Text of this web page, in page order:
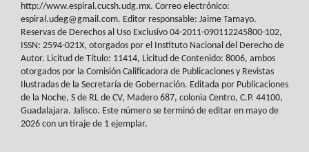
http://www.espiral.cucsh.udg.mx. Correo electrónico:
espiral.udeg@gmail.com. Editor responsable: Jaime Tamayo.
Reservas de Derechos al Uso Exclusivo 04-2011-090112245800-102,
ISSN: 2594-021X, otorgados por el Instituto Nacional del Derecho de
Autor. Licitud de Título: 11414, Licitud de Contenido: 8006, ambos
otorgados por la Comisión Calificadora de Publicaciones y Revistas
Ilustradas de la Secretaría de Gobernación. Editada por Publicaciones
de la Noche, S de RL de CV, Madero 687, colonia Centro, C.P. 44100,
Guadalajara. Jalisco. Este número se terminó de editar en mayo de
2026 con un tiraje de 1 ejemplar.